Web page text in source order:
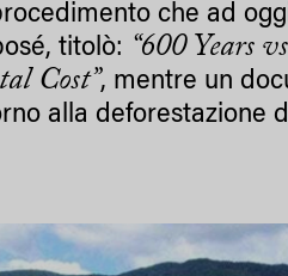
che ad
titolò: “600 Years
Cost”, mentre un
alla deforestazione